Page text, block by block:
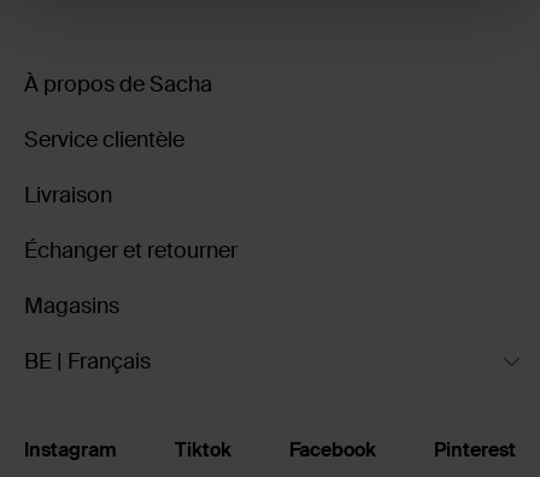
À propos de Sacha
Service clientèle
Livraison
Échanger et retourner
Magasins
BE | Français
Instagram Tiktok Facebook Pinterest